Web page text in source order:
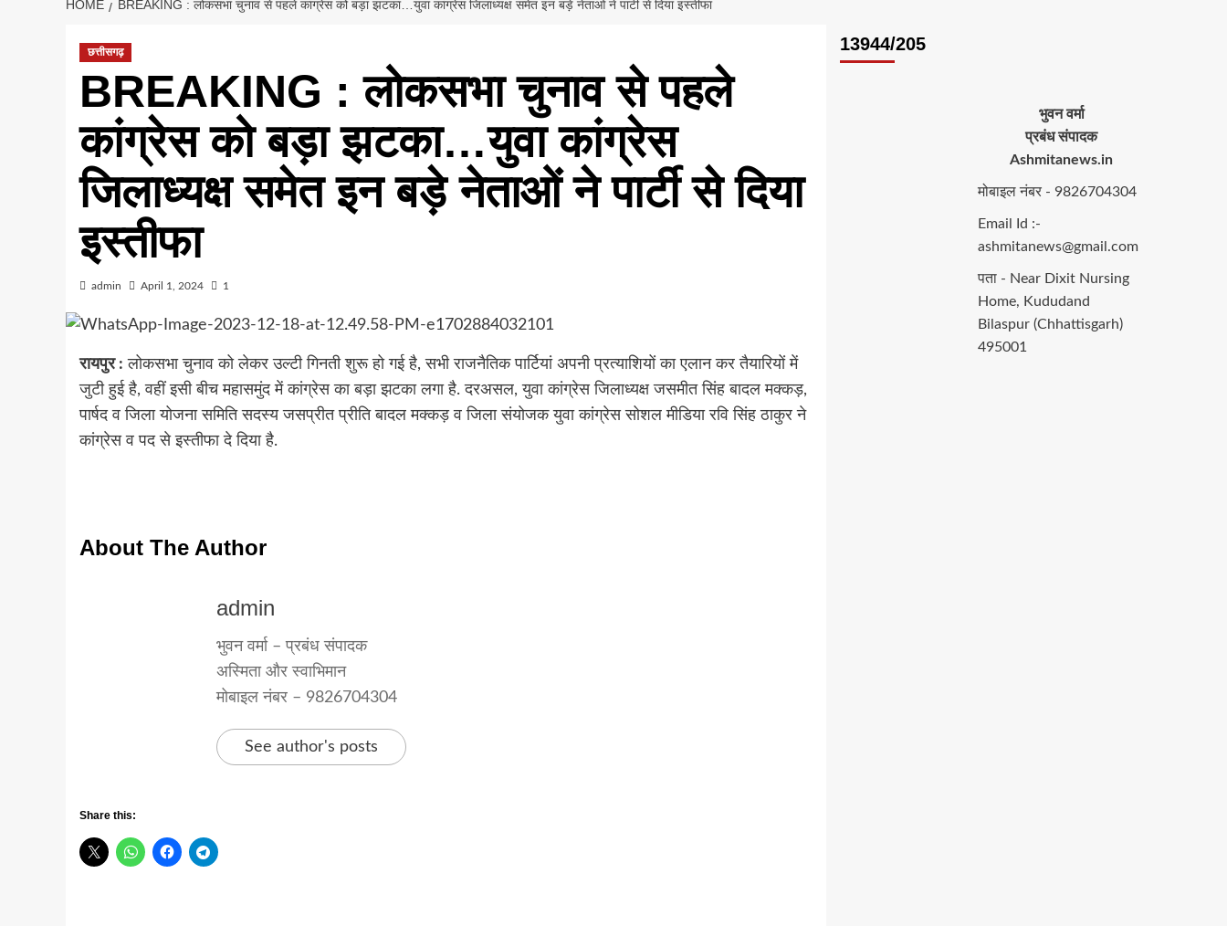
HOME BREAKING : लोकसभा चुनाव से पहले कांग्रेस को बड़ा झटका…युवा कांग्रेस जिलाध्यक्ष समेत इन बड़े नेताओं ने पार्टी से दिया इस्‍तीफा
छत्तीसगढ़
BREAKING : लोकसभा चुनाव से पहले
कांग्रेस को बड़ा झटका…युवा कांग्रेस
जिलाध्यक्ष समेत इन बड़े नेताओं ने पार्टी से दिया
इस्‍तीफा
admin April 1, 2024 1
रायपुर : लोकसभा चुनाव को लेकर उल्टी गिनती शुरू हो गई है, सभी राजनैतिक पार्टियां अपनी प्रत्याशियों का एलान कर तैयारियों में
जुटी हुई है, वहीं इसी बीच महासमुंद में कांग्रेस का बड़ा झटका लगा है. दरअसल, युवा कांग्रेस जिलाध्यक्ष जसमीत सिंह बादल मक्कड़,
पार्षद व जिला योजना समिति सदस्य जसप्रीत प्रीति बादल मक्कड़ व जिला संयोजक युवा कांग्रेस सोशल मीडिया रवि सिंह ठाकुर ने
कांग्रेस व पद से इस्तीफा दे दिया है.
About The Author
admin
भुवन वर्मा – प्रबंध संपादक
अस्मिता और स्वाभिमान
मोबाइल नंबर – 9826704304
See author's posts
Share this:
13944/205
भुवन वर्मा
प्रबंध संपादक
Ashmitanews.in
मोबाइल नंबर - 9826704304
Email Id :-
ashmitanews@gmail.com
पता - Near Dixit Nursing
Home, Kududand
Bilaspur (Chhattisgarh)
495001